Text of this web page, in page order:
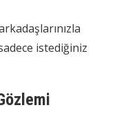
istediğiniz